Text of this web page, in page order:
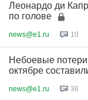
Леонардо ди
по голове
news@e1.ru 10
Небоевые
октябре
news@e1.ru 36